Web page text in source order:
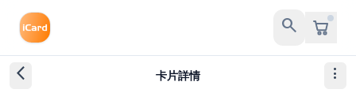
search
arrow_back_ios_new 卡片詳情 more_vert